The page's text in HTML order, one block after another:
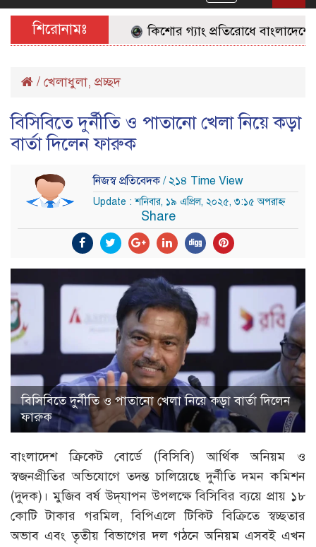
navigation
শিরোনামঃ কিশোর গ্যাং প্রতিরোধে বাংলাদেশের
/ খেলাধুলা, প্রচ্ছদ
বিসিবিতে দুর্নীতি ও পাতানো খেলা নিয়ে কড়া
বার্তা দিলেন ফারুক
নিজস্ব প্রতিবেদক/ ২১৪ Time View
Update : শনিবার, ১৯ এপ্রিল, ২০২৫, ৩:১৫ অপরাহ্ন
Share
বিসিবিতে দুর্নীতি ও পাতানো খেলা নিয়ে কড়া বার্তা দিলেন
ফারুক
বাংলাদেশ ক্রিকেট বোর্ডে (বিসিবি) আর্থিক অনিয়ম ও
স্বজনপ্রীতির অভিযোগে তদন্ত চালিয়েছে দুর্নীতি দমন কমিশন
(দুদক)। মুজিব বর্ষ উদ্‌যাপন উপলক্ষে বিসিবির ব্যয়ে প্রায় ১৮
কোটি টাকার গরমিল, বিপিএলে টিকিট বিক্রিতে স্বচ্ছতার
অভাব এবং তৃতীয় বিভাগের দল গঠনে অনিয়ম এসবই এখন